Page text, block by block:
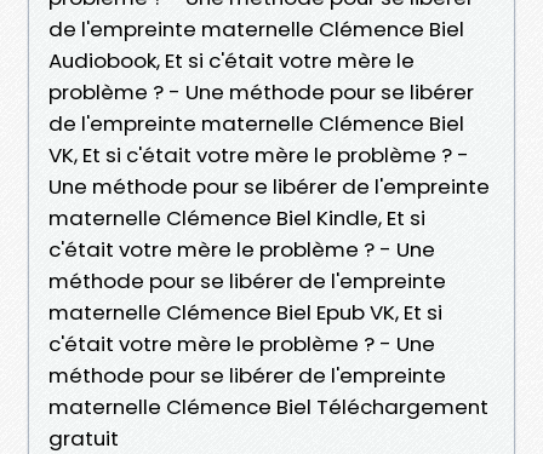
de l'empreinte maternelle Clémence Biel
Audiobook, Et si c'était votre mère le
problème ? - Une méthode pour se libérer
de l'empreinte maternelle Clémence Biel
VK, Et si c'était votre mère le problème ? -
Une méthode pour se libérer de l'empreinte
maternelle Clémence Biel Kindle, Et si
c'était votre mère le problème ? - Une
méthode pour se libérer de l'empreinte
maternelle Clémence Biel Epub VK, Et si
c'était votre mère le problème ? - Une
méthode pour se libérer de l'empreinte
maternelle Clémence Biel Téléchargement
gratuit